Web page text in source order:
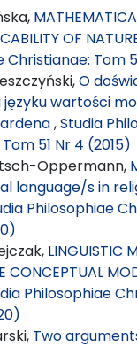
OF
Christianae: Tom
O
języku wartości
,Studia
51 Nr 4 (2015)
Oppermann,
language/s in
Philosophiae
LINGUISTIC
CONCEPTUAL
Philosophiae
Two